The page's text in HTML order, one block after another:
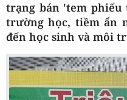
trạng bán 'tem
trường học, tiềm ẩn
đến học sinh và môi